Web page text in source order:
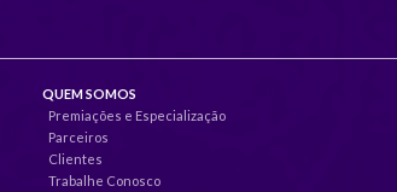
QUEM SOMOS
Premiações e Especialização
Parceiros
Clientes
Trabalhe Conosco